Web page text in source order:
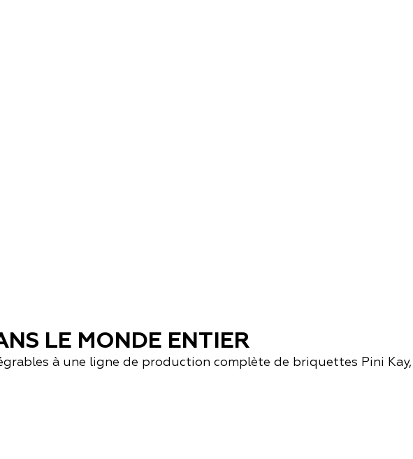
LE MONDE ENTIER
à une ligne de production complète de briquettes Pini